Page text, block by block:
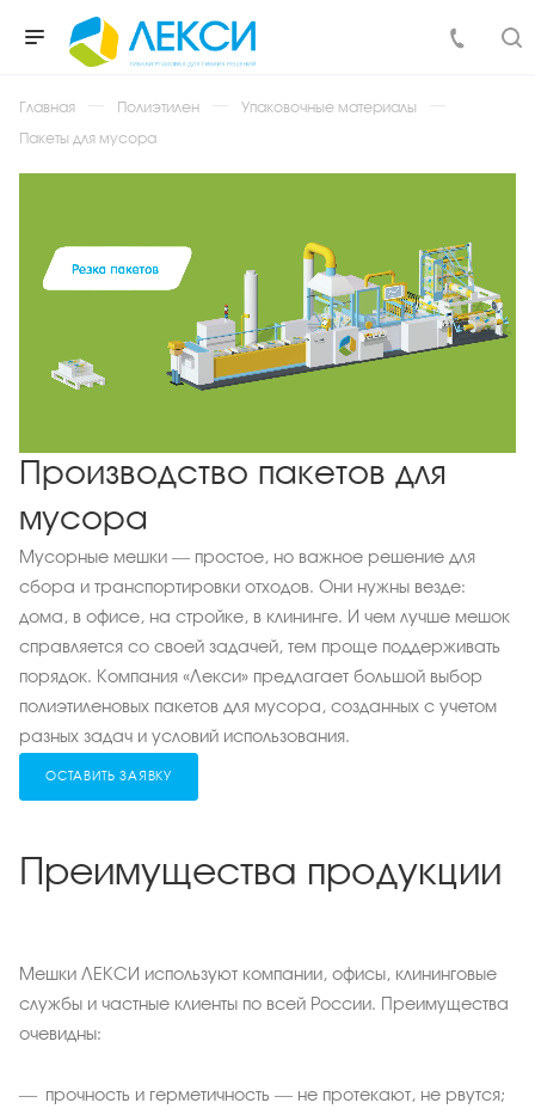
Главная Полиэтилен Упаковочные материалы
Пакеты для мусора
Производство пакетов для
мусора
Мусорные мешки — простое, но важное решение для
сбора и транспортировки отходов. Они нужны везде:
дома, в офисе, на стройке, в клининге. И чем лучше мешок
справляется со своей задачей, тем проще поддерживать
порядок. Компания «Лекси» предлагает большой выбор
полиэтиленовых пакетов для мусора, созданных с учетом
разных задач и условий использования.
ОСТАВИТЬ ЗАЯВКУ
Преимущества продукции
Мешки ЛЕКСИ используют компании, офисы, клининговые
службы и частные клиенты по всей России. Преимущества
очевидны:
прочность и герметичность — не протекают, не рвутся;